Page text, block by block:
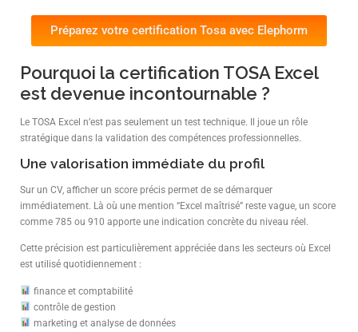
Préparez votre certification Tosa avec Elephorm
Pourquoi la certification TOSA Excel
est devenue incontournable ?
Le TOSA Excel n’est pas seulement un test technique. Il joue un rôle
stratégique dans la validation des compétences professionnelles.
Une valorisation immédiate du profil
Sur un CV, afficher un score précis permet de se démarquer
immédiatement. Là où une mention “Excel maîtrisé” reste vague, un score
comme 785 ou 910 apporte une indication concrète du niveau réel.
Cette précision est particulièrement appréciée dans les secteurs où Excel
est utilisé quotidiennement :
finance et comptabilité
contrôle de gestion
marketing et analyse de données